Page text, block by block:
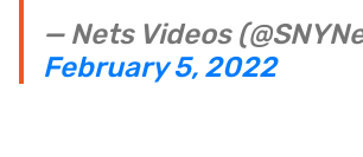
— Nets Videos
February 5, 2022